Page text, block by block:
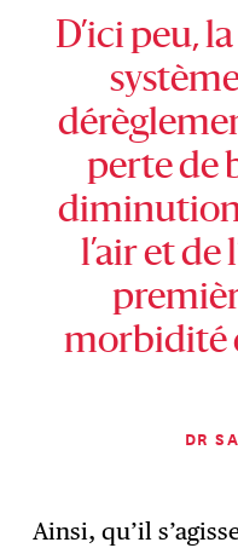
D’ici peu,
perte de
diminution
l’air et de
morbidité
DR
Ainsi, qu’il